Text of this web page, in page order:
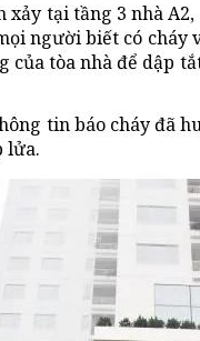
tại tầng 3 nhà
người biết có
tòa nhà để dập
tin báo cháy đã
lửa.